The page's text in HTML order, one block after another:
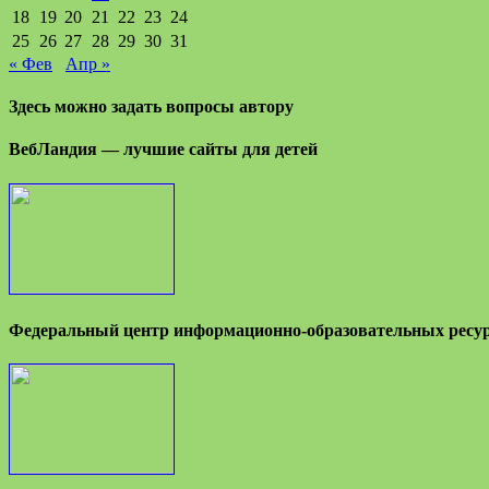
18 19 20 21 22 23 24
25 26 27 28 29 30 31
« Фев
Апр »
Здесь можно задать вопросы автору
ВебЛандия — лучшие сайты для детей
Федеральный центр информационно-образовательных